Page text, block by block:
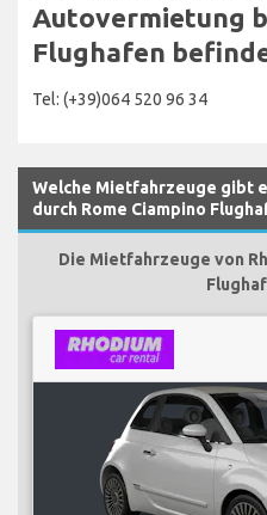
Autovermietung
Flughafen
Tel: (+39)064 520 96 34
Welche Mietfahrzeuge gibt
durch Rome Ciampino
Die Mietfahrzeuge von